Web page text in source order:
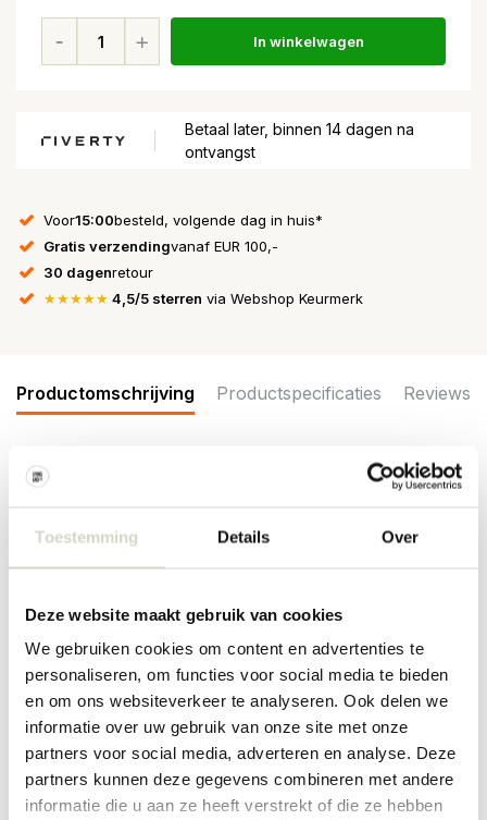
Toestemming Details Over
Deze website maakt gebruik van cookies
We gebruiken cookies om content en advertenties te
personaliseren, om functies voor social media te bieden
en om ons websiteverkeer te analyseren. Ook delen we
informatie over uw gebruik van onze site met onze
partners voor social media, adverteren en analyse. Deze
partners kunnen deze gegevens combineren met andere
informatie die u aan ze heeft verstrekt of die ze hebben
In winkelwagen
Betaal later, binnen 14 dagen na
ontvangst
Voor15:00besteld, volgende dag in huis*
Gratis verzendingvanaf EUR 100,-
30 dagenretour
★★★★★ 4,5/5 sterren via Webshop Keurmerk
Productomschrijving Productspecificaties Reviews
Wat een eyecatcher! De Ay Illuminate Z2 hanglamp met zwart
ieder exemplaar is uniek!
Materiaal: papier, bamboe
Kleur: zwart, naturel, bruin
Overig:Inclusief3 meter snoer en plafondkapje. E27 fitting,
max. 60W. Exclusief lichtbol.
PRODUCTSPECIFICATIES
Artikelnummer AI-902-101-01-PBC